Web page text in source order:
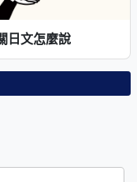
日文怎麼說